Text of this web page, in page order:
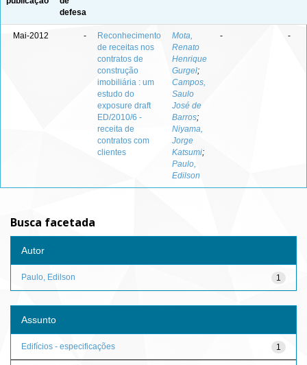
defesa
Mai-2012 -
Reconhecimento
de receitas nos
contratos de
construção
imobiliária : um
estudo do
exposure draft
ED/2010/6 -
receita de
contratos com
clientes
Mota,
Renato
Henrique
Gurgel;
Campos,
Saulo
José de
Barros;
Niyama,
Jorge
Katsumi;
Paulo,
Edilson
- -
Busca facetada
Autor
1
Paulo, Edilson
Assunto
1
Edifícios - especificações